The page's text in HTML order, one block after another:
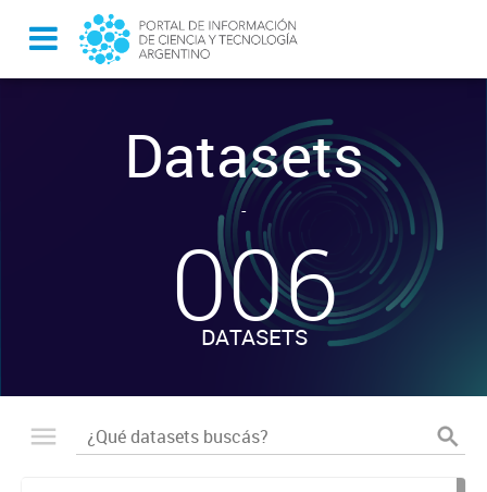
Datasets
-
006
DATASETS